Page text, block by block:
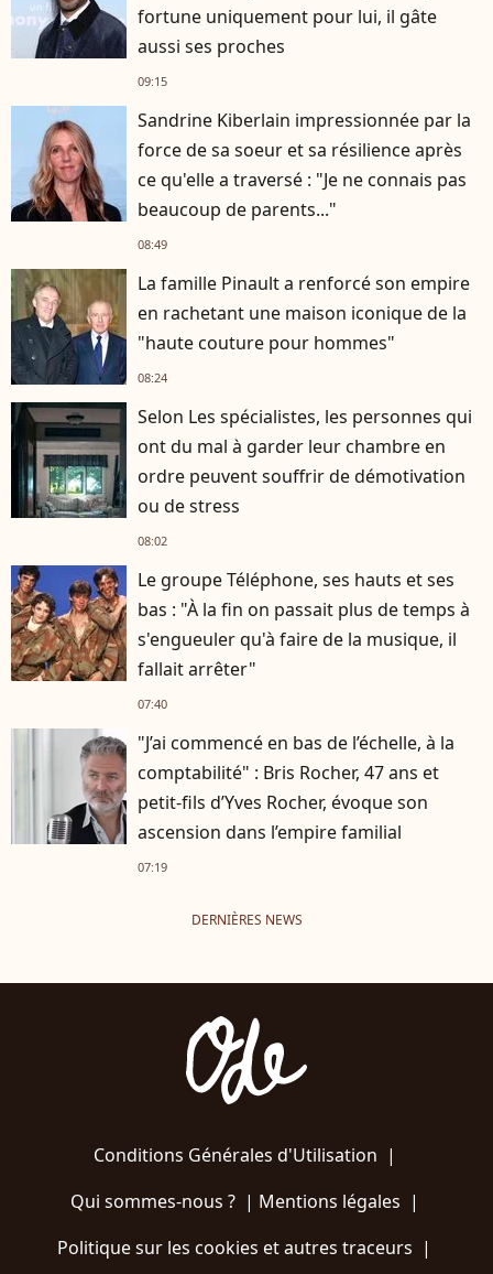
fortune uniquement pour lui, il gâte
aussi ses proches
09:15
Sandrine Kiberlain impressionnée par la
force de sa soeur et sa résilience après
ce qu'elle a traversé : "Je ne connais pas
beaucoup de parents..."
08:49
La famille Pinault a renforcé son empire
en rachetant une maison iconique de la
"haute couture pour hommes"
08:24
Selon Les spécialistes, les personnes qui
ont du mal à garder leur chambre en
ordre peuvent souffrir de démotivation
ou de stress
08:02
Le groupe Téléphone, ses hauts et ses
bas : "À la fin on passait plus de temps à
s'engueuler qu'à faire de la musique, il
fallait arrêter"
07:40
"J’ai commencé en bas de l’échelle, à la
comptabilité" : Bris Rocher, 47 ans et
petit-fils d’Yves Rocher, évoque son
ascension dans l’empire familial
07:19
DERNIÈRES NEWS
Conditions Générales d'Utilisation |
Qui sommes-nous ?| Mentions légales |
Politique sur les cookies et autres traceurs |